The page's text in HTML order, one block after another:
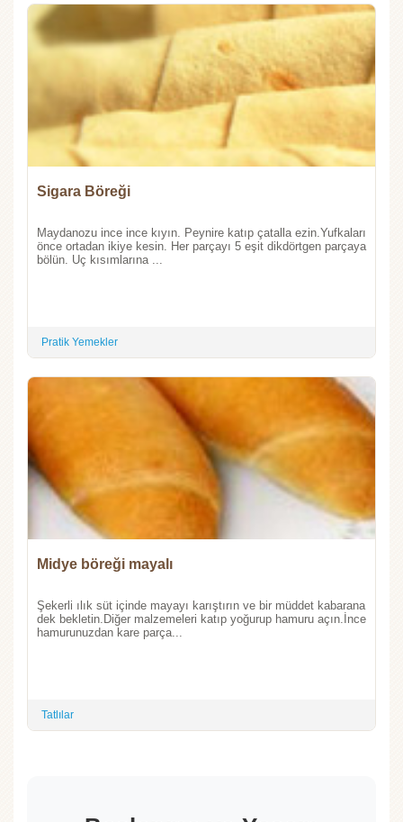
Sigara Böreği
Maydanozu ince ince kıyın. Peynire katıp çatalla ezin.Yufkaları
önce ortadan ikiye kesin. Her parçayı 5 eşit dikdörtgen parçaya
bölün. Uç kısımlarına ...
Pratik Yemekler
Midye böreği mayalı
Şekerli ılık süt içinde mayayı karıştırın ve bir müddet kabarana
dek bekletin.Diğer malzemeleri katıp yoğurup hamuru açın.İnce
hamurunuzdan kare parça...
Tatlılar